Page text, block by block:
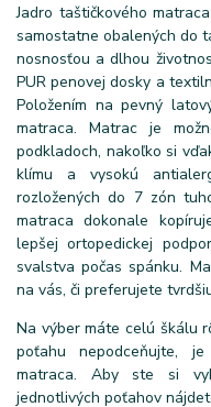
Jadro taštičkového
samostatne obalených do
nosnosťou a dlhou
PUR penovej dosky a
Položením na pevný
matraca. Matrac je
podkladoch, nakoľko si
klímu a vysokú
rozložených do 7 zón
matraca dokonale
lepšej ortopedickej
svalstva počas spánku.
na vás, či preferujete
Na výber máte celú škálu
poťahu nepodceňujte,
matraca. Aby ste si
jednotlivých poťahov